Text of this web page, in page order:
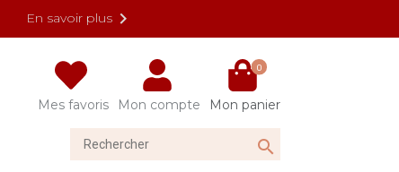
En savoir plus
Mes favoris Mon compte
0
Mon panier

Rechercher